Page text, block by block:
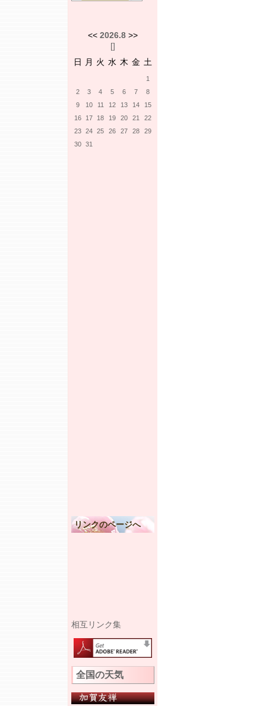
<< 2026.8 >>
[]
日
月 火 水 木 金 土
1
2
3 4 5 6 7
8
9
10 11 12 13 14
15
16
17 18 19 20 21
22
23 24 25 26 27 28
29
30 31
リンクのページへ
相互リンク集
全国の天気